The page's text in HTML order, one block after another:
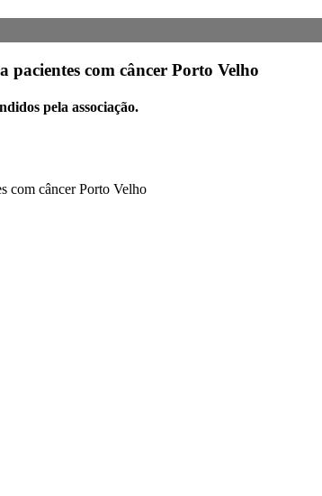
com câncer Porto Velho
pela associação.